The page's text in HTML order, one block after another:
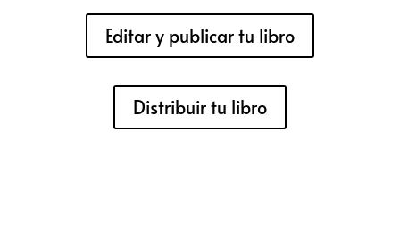
Editar y publicar tu libro
Distribuir tu libro